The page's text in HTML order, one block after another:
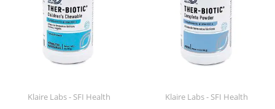
Klaire Labs - SFI Health
Klaire Labs - SFI Health